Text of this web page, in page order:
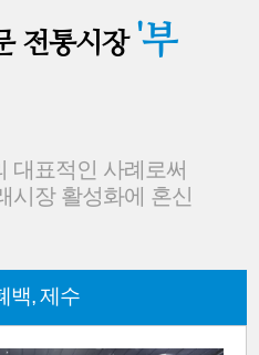
전통시장 '부
대표적인 사례로써
시장 활성화에 혼신
백, 제수